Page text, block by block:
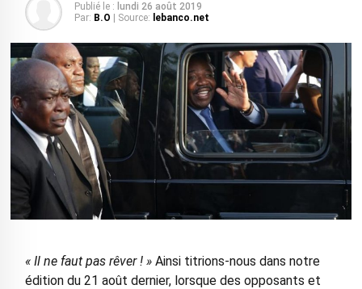
Publié le : lundi 26 août 2019
Par: B.O | Source: lebanco.net
« Il ne faut pas rêver ! »Ainsi titrions-nous dans notre
édition du 21 août dernier, lorsque des opposants et